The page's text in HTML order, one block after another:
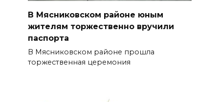
В Мясниковском районе юным
жителям торжественно вручили
паспорта
В Мясниковском районе прошла
торжественная церемония